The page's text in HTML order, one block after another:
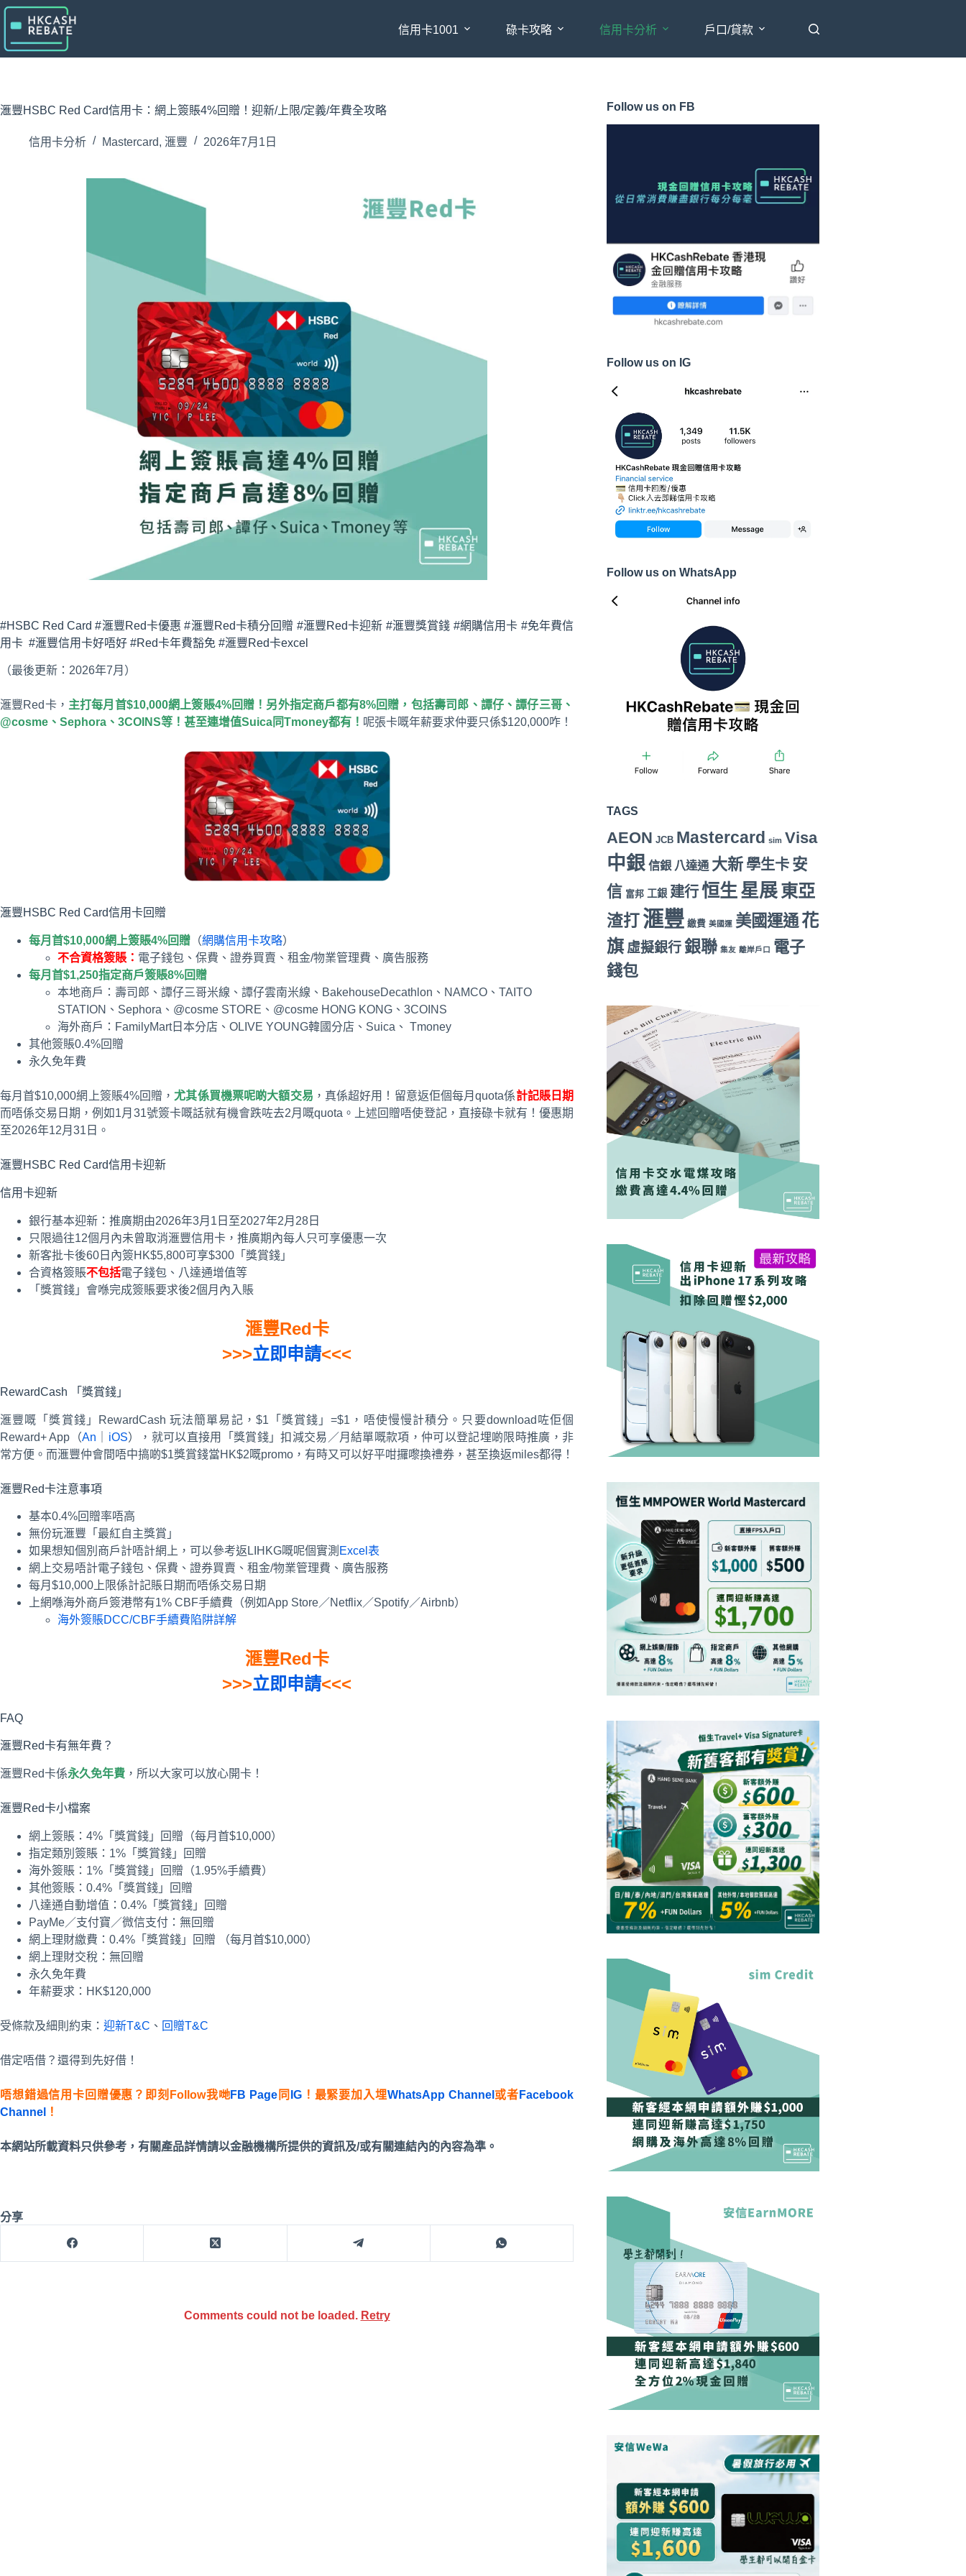
跳
至
主
要
信用卡1001 碌卡攻略 信用卡分析 戶口/貸款
滙豐HSBC Red Card信用卡：網上簽賬4%回贈！迎新/上限/定義/年費全攻略
信用卡分析 Mastercard, 滙豐 2026年7月1日
#HSBC Red Card #滙豐Red卡優惠 #滙豐Red卡積分回贈 #滙豐Red卡迎新 #滙豐獎賞錢 #網購信用卡 #免年費信
用卡 #滙豐信用卡好唔好 #Red卡年費豁免 #滙豐Red卡excel
（最後更新：2026年7月）
滙豐Red卡， 主打每月首$10,000網上簽賬4%回贈！另外指定商戶都有8%回贈，包括壽司郎、譚仔、譚仔三哥、
@cosme、Sephora、3COINS等！甚至連增值Suica同Tmoney都有！ 呢張卡嘅年薪要求仲要只係$120,000咋！
滙豐HSBC Red Card信用卡回贈
每月首$10,000網上簽賬4%回贈 （網購信用卡攻略）
不合資格簽賬： 電子錢包、保費、證券買賣、租金/物業管理費、廣告服務
每月首$1,250指定商戶簽賬8%回贈
本地商戶：壽司郎、譚仔三哥米線、譚仔雲南米線、BakehouseDecathlon、NAMCO、TAITO
STATION、Sephora、@cosme STORE、@cosme HONG KONG、3COINS
海外商戶：FamilyMart日本分店、OLIVE YOUNG韓國分店、Suica、 Tmoney
其他簽賬0.4%回贈
永久免年費
每月首$10,000網上簽賬4%回贈，尤其係買機票呢啲大額交易 ，真係超好用！留意返佢個每月quota係計記賬日期
而唔係交易日期，例如1月31號簽卡嘅話就有機會跌咗去2月嘅quota。上述回贈唔使登記，直接碌卡就有！優惠期
至2026年12月31日。
滙豐HSBC Red Card信用卡迎新
信用卡迎新
銀行基本迎新：推廣期由2026年3月1日至2027年2月28日
只限過往12個月內未曾取消滙豐信用卡，推廣期內每人只可享優惠一次
新客批卡後60日內簽HK$5,800可享$300「獎賞錢」
合資格簽賬不包括電子錢包、八達通增值等
「獎賞錢」會喺完成簽賬要求後2個月內入賬
滙豐Red卡
>>>立即申請<<<
RewardCash 「獎賞錢」
滙豐嘅「獎賞錢」RewardCash 玩法簡單易記，$1「獎賞錢」=$1，唔使慢慢計積分。只要download咗佢個
Reward+ App（An iOS），就可以直接用「獎賞錢」扣減交易／月結單嘅款項，仲可以登記埋啲限時推廣，非
常方便。而滙豐仲會間唔中搞啲$1獎賞錢當HK$2嘅promo，有時又可以好平咁攞嚟換禮券，甚至換返miles都得！
滙豐Red卡注意事項
基本0.4%回贈率唔高
無份玩滙豐「最紅自主獎賞」
如果想知個別商戶計唔計網上，可以參考返LIHKG嘅呢個實測 Excel表
網上交易唔計電子錢包、保費、證券買賣、租金/物業管理費、廣告服務
每月$10,000上限係計記賬日期而唔係交易日期
上網喺海外商戶簽港幣有1% CBF手續費（例如App Store／Netflix／Spotify／Airbnb）
海外簽賬DCC/CBF手續費陷阱詳解
滙豐Red卡
>>>立即申請<<<
FAQ
滙豐Red卡有無年費？
滙豐Red卡係永久免年費 ，所以大家可以放心開卡！
滙豐Red卡小檔案
網上簽賬：4%「獎賞錢」回贈（每月首$10,000）
指定類別簽賬：1%「獎賞錢」回贈
海外簽賬：1%「獎賞錢」回贈（1.95%手續費）
其他簽賬：0.4%「獎賞錢」回贈
八達通自動增值：0.4%「獎賞錢」回贈
PayMe／支付寶／微信支付：無回贈
網上理財繳費：0.4%「獎賞錢」回贈 （每月首$10,000）
網上理財交稅：無回贈
永久免年費
年薪要求：HK$120,000
受條款及細則約束： 迎新T&C 、 回贈T&C
借定唔借？還得到先好借！
唔想錯過信用卡回贈優惠？即刻Follow我哋FB Page 同 IG！最緊要加入埋WhatsApp Channel 或者 Facebook
Channel
！
本網站所載資料只供參考，有關產品詳情請以金融機構所提供的資訊及/或有關連結內的內容為準。
分享
Comments could not be loaded. Retry
Follow us on FB
Follow us on IG
Follow us on WhatsApp
TAGS
AEON JCB Mastercard sim Visa
中銀 信銀 八達通 大新 學生卡 安
信 富邦 工銀 建行恒生 星展東亞
渣打 滙豐 繳費 美國運 美國運通花
旗 虛擬銀行 銀聯 集友 離岸戶口 電子
錢包